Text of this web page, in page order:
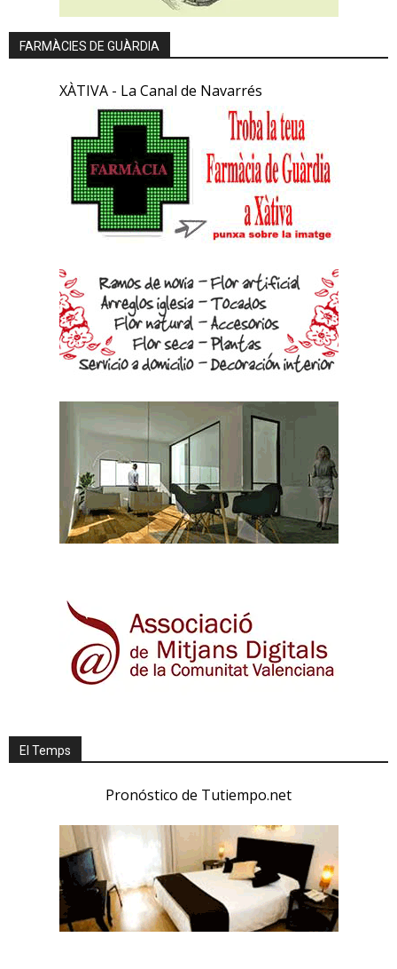
FARMÀCIES DE GUÀRDIA
XÀTIVA - La Canal de Navarrés
El Temps
Pronóstico de Tutiempo.net